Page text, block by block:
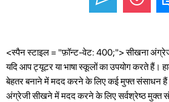
<स्पैन स्टाइल = "फ़ॉन्ट-वेट: 400;"> सीखना
यदि आप ट्यूटर या भाषा स्कूलों का उपयोग करते हैं।
बेहतर बनाने में मदद करने के लिए कई मुफ्त संसाधन
अंग्रेजी सीखने में मदद करने के लिए सर्वश्रेष्ठ